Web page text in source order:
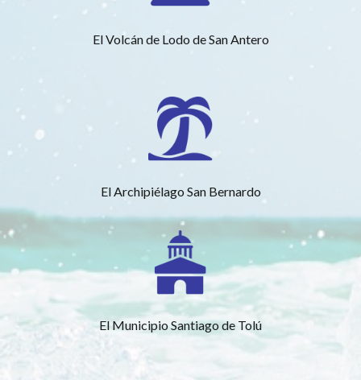
El Volcán de Lodo de San Antero
El Archipiélago San Bernardo
El Municipio Santiago de Tolú